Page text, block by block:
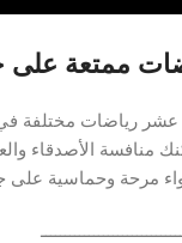
رياضات مختلفة في
منافسة الأصدقاء
مرحة وحماسية على